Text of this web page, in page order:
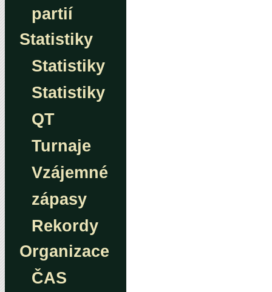
partií
Statistiky
Statistiky
Statistiky
QT
Turnaje
Vzájemné
zápasy
Rekordy
Organizace
ČAS